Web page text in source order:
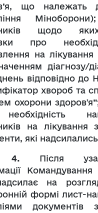
що належать
щодо
про
на
діагнозу/
відповідно до
хвороб та
охорони
на лікування
які
4. Після
на
формі лист-
документів